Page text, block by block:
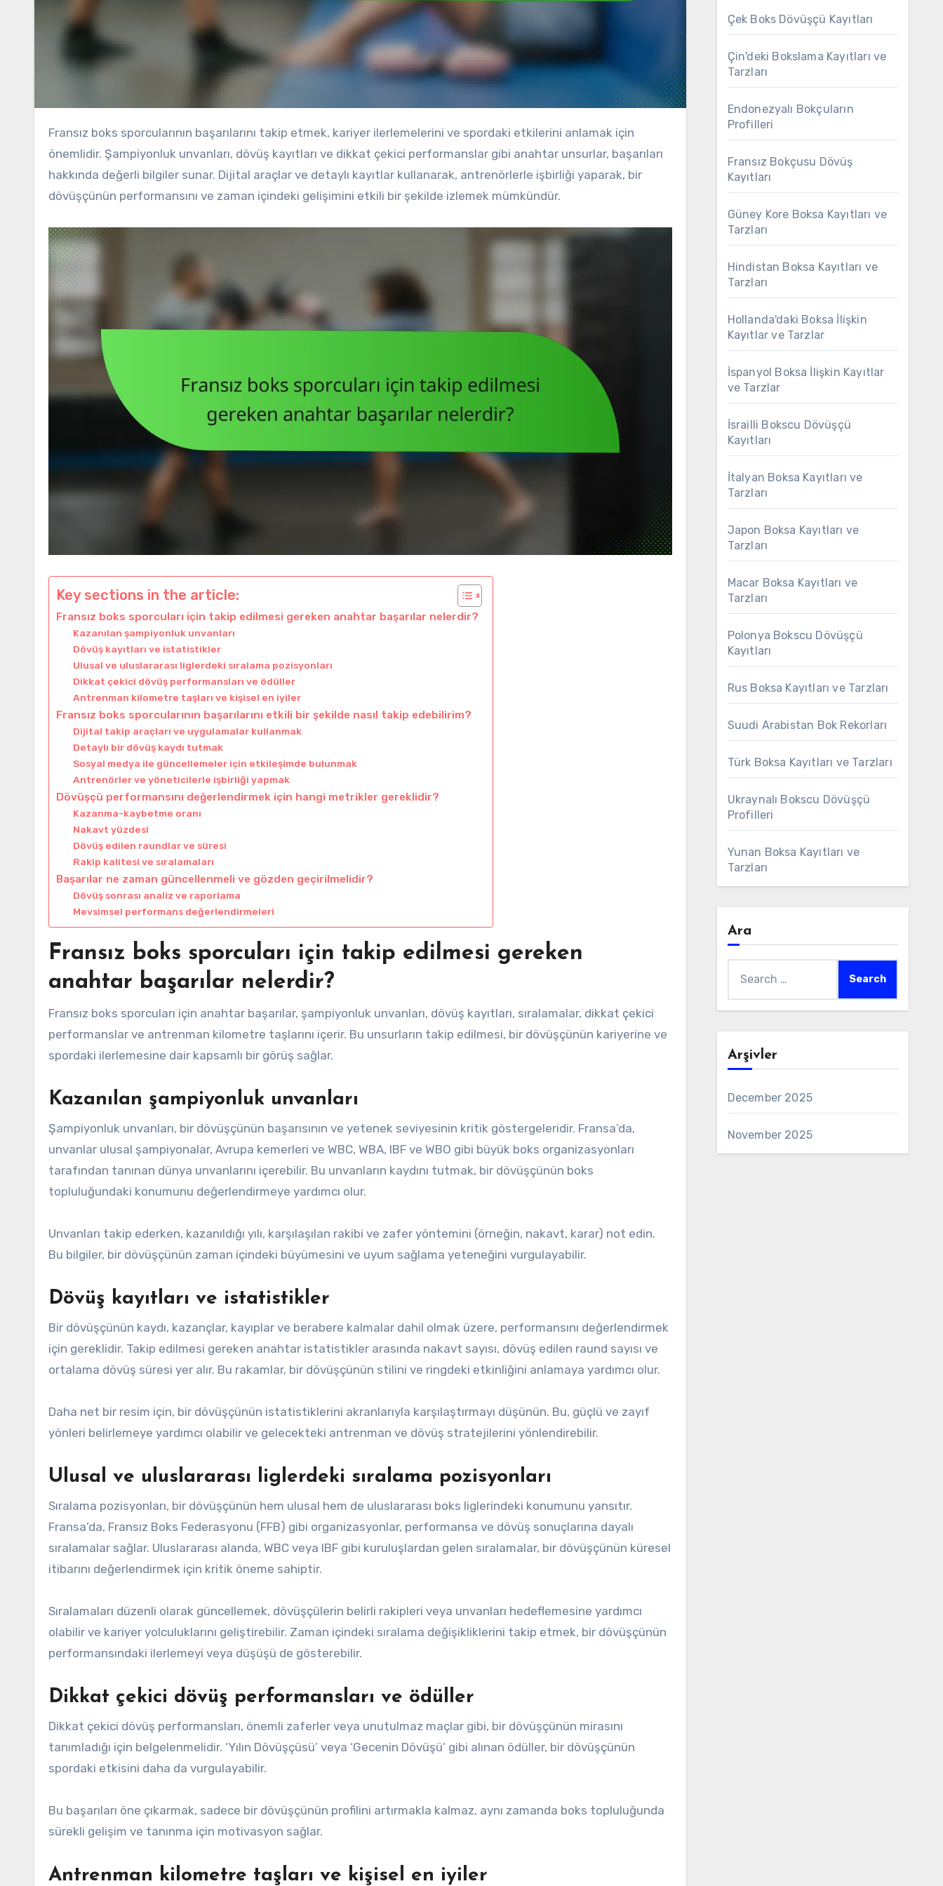
Fransız boks sporcularının başarılarını takip etmek, kariyer ilerlemelerini ve spordaki etkilerini anlamak için
önemlidir. Şampiyonluk unvanları, dövüş kayıtları ve dikkat çekici performanslar gibi anahtar unsurlar, başarıları
hakkında değerli bilgiler sunar. Dijital araçlar ve detaylı kayıtlar kullanarak, antrenörlerle işbirliği yaparak, bir
dövüşçünün performansını ve zaman içindeki gelişimini etkili bir şekilde izlemek mümkündür.
Key sections in the article:
Fransız boks sporcuları için takip edilmesi gereken anahtar başarılar nelerdir?
Kazanılan şampiyonluk unvanları
Dövüş kayıtları ve istatistikler
Ulusal ve uluslararası liglerdeki sıralama pozisyonları
Dikkat çekici dövüş performansları ve ödüller
Antrenman kilometre taşları ve kişisel en iyiler
Fransız boks sporcularının başarılarını etkili bir şekilde nasıl takip edebilirim?
Dijital takip araçları ve uygulamalar kullanmak
Detaylı bir dövüş kaydı tutmak
Sosyal medya ile güncellemeler için etkileşimde bulunmak
Antrenörler ve yöneticilerle işbirliği yapmak
Dövüşçü performansını değerlendirmek için hangi metrikler gereklidir?
Kazanma-kaybetme oranı
Nakavt yüzdesi
Dövüş edilen raundlar ve süresi
Rakip kalitesi ve sıralamaları
Başarılar ne zaman güncellenmeli ve gözden geçirilmelidir?
Dövüş sonrası analiz ve raporlama
Mevsimsel performans değerlendirmeleri
Fransız boks sporcuları için takip edilmesi gereken
anahtar başarılar nelerdir?
Fransız boks sporcuları için anahtar başarılar, şampiyonluk unvanları, dövüş kayıtları, sıralamalar, dikkat çekici
performanslar ve antrenman kilometre taşlarını içerir. Bu unsurların takip edilmesi, bir dövüşçünün kariyerine ve
spordaki ilerlemesine dair kapsamlı bir görüş sağlar.
Kazanılan şampiyonluk unvanları
Şampiyonluk unvanları, bir dövüşçünün başarısının ve yetenek seviyesinin kritik göstergeleridir. Fransa’da,
unvanlar ulusal şampiyonalar, Avrupa kemerleri ve WBC, WBA, IBF ve WBO gibi büyük boks organizasyonları
tarafından tanınan dünya unvanlarını içerebilir. Bu unvanların kaydını tutmak, bir dövüşçünün boks
topluluğundaki konumunu değerlendirmeye yardımcı olur.
Unvanları takip ederken, kazanıldığı yılı, karşılaşılan rakibi ve zafer yöntemini (örneğin, nakavt, karar) not edin.
Bu bilgiler, bir dövüşçünün zaman içindeki büyümesini ve uyum sağlama yeteneğini vurgulayabilir.
Dövüş kayıtları ve istatistikler
Bir dövüşçünün kaydı, kazançlar, kayıplar ve berabere kalmalar dahil olmak üzere, performansını değerlendirmek
için gereklidir. Takip edilmesi gereken anahtar istatistikler arasında nakavt sayısı, dövüş edilen raund sayısı ve
ortalama dövüş süresi yer alır. Bu rakamlar, bir dövüşçünün stilini ve ringdeki etkinliğini anlamaya yardımcı olur.
Daha net bir resim için, bir dövüşçünün istatistiklerini akranlarıyla karşılaştırmayı düşünün. Bu, güçlü ve zayıf
yönleri belirlemeye yardımcı olabilir ve gelecekteki antrenman ve dövüş stratejilerini yönlendirebilir.
Ulusal ve uluslararası liglerdeki sıralama pozisyonları
Sıralama pozisyonları, bir dövüşçünün hem ulusal hem de uluslararası boks liglerindeki konumunu yansıtır.
Fransa’da, Fransız Boks Federasyonu (FFB) gibi organizasyonlar, performansa ve dövüş sonuçlarına dayalı
sıralamalar sağlar. Uluslararası alanda, WBC veya IBF gibi kuruluşlardan gelen sıralamalar, bir dövüşçünün küresel
itibarını değerlendirmek için kritik öneme sahiptir.
Sıralamaları düzenli olarak güncellemek, dövüşçülerin belirli rakipleri veya unvanları hedeflemesine yardımcı
olabilir ve kariyer yolculuklarını geliştirebilir. Zaman içindeki sıralama değişikliklerini takip etmek, bir dövüşçünün
performansındaki ilerlemeyi veya düşüşü de gösterebilir.
Dikkat çekici dövüş performansları ve ödüller
Dikkat çekici dövüş performansları, önemli zaferler veya unutulmaz maçlar gibi, bir dövüşçünün mirasını
tanımladığı için belgelenmelidir. ‘Yılın Dövüşçüsü’ veya ‘Gecenin Dövüşü’ gibi alınan ödüller, bir dövüşçünün
spordaki etkisini daha da vurgulayabilir.
Bu başarıları öne çıkarmak, sadece bir dövüşçünün profilini artırmakla kalmaz, aynı zamanda boks topluluğunda
sürekli gelişim ve tanınma için motivasyon sağlar.
Antrenman kilometre taşları ve kişisel en iyiler
Çek Boks Dövüşçü Kayıtları
Çin'deki Bokslama Kayıtları ve
Tarzları
Endonezyalı Bokçuların
Profilleri
Fransız Bokçusu Dövüş
Kayıtları
Güney Kore Boksa Kayıtları ve
Tarzları
Hindistan Boksa Kayıtları ve
Tarzları
Hollanda'daki Boksa İlişkin
Kayıtlar ve Tarzlar
İspanyol Boksa İlişkin Kayıtlar
ve Tarzlar
İsrailli Bokscu Dövüşçü
Kayıtları
İtalyan Boksa Kayıtları ve
Tarzları
Japon Boksa Kayıtları ve
Tarzları
Macar Boksa Kayıtları ve
Tarzları
Polonya Bokscu Dövüşçü
Kayıtları
Rus Boksa Kayıtları ve Tarzları
Suudi Arabistan Bok Rekorları
Türk Boksa Kayıtları ve Tarzları
Ukraynalı Bokscu Dövüşçü
Profilleri
Yunan Boksa Kayıtları ve
Tarzları
Ara
for:
Arşivler
December 2025
November 2025